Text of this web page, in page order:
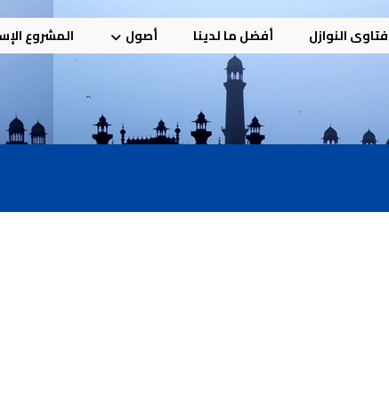
فتاوى النوازل أفضل ما لدينا أصول المشروع